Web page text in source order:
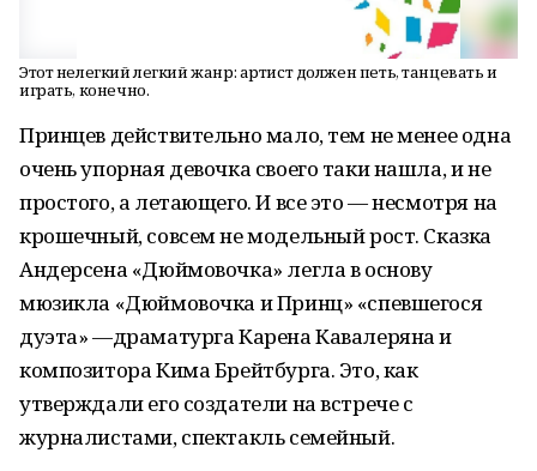
Этот нелегкий легкий жанр: артист должен петь, танцевать и
играть, конечно.
Принцев действительно мало, тем не менее одна
очень упорная девочка своего таки нашла, и не
простого, а летающего. И все это — несмотря на
крошечный, совсем не модельный рост. Сказка
Андерсена «Дюймовочка» легла в основу
мюзикла «Дюймовочка и Принц» «спевшегося
дуэта» —драматурга Карена Кавалеряна и
композитора Кима Брейтбурга. Это, как
утверждали его создатели на встрече с
журналистами, спектакль семейный.